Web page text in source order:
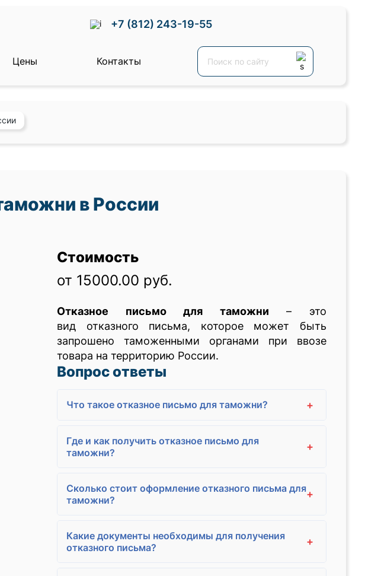
+7 (812) 243-19-55
Цены Контакты
в России
Стоимость
от 15000.00 руб.
Отказное письмо для таможни – это
вид отказного письма, которое может быть
запрошено таможенными органами при ввозе
товара на территорию России.
Вопрос ответы
Что такое отказное письмо для таможни? +
Где и как получить отказное письмо для
таможни?
+
Сколько стоит оформление отказного письма для
таможни?
+
Какие документы необходимы для получения
отказного письма?
+